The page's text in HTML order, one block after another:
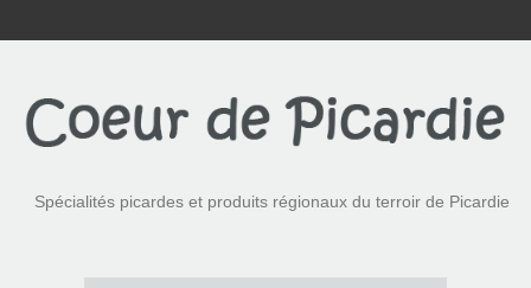
Spécialités picardes et produits régionaux du terroir de Picardie